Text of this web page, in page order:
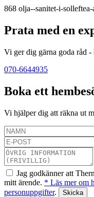
868 olja--sanitet-i-solleftea-
Prata med en
Vi ger dig gärna goda råd -
070-6644935
Boka ett
Vi hjälper dig att räkna ut
Jag godkänner att
mitt ärende. * Läs mer om
personuppgifter.